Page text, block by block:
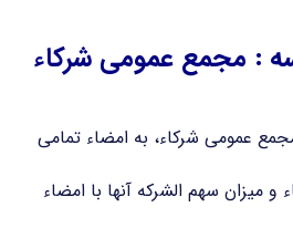
: مجمع عمومی شرکاء
عمومی شرکاء، به امضاء تمامی
میزان سهم الشرکه آنها با امضاء